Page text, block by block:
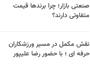
صنعتی بازار؛ چرا برندها قیمت
متفاوتی دارند؟
نقش مکمل در مسیر ورزشکاران
حرفه ای ؛ با حضور رضا علیپور